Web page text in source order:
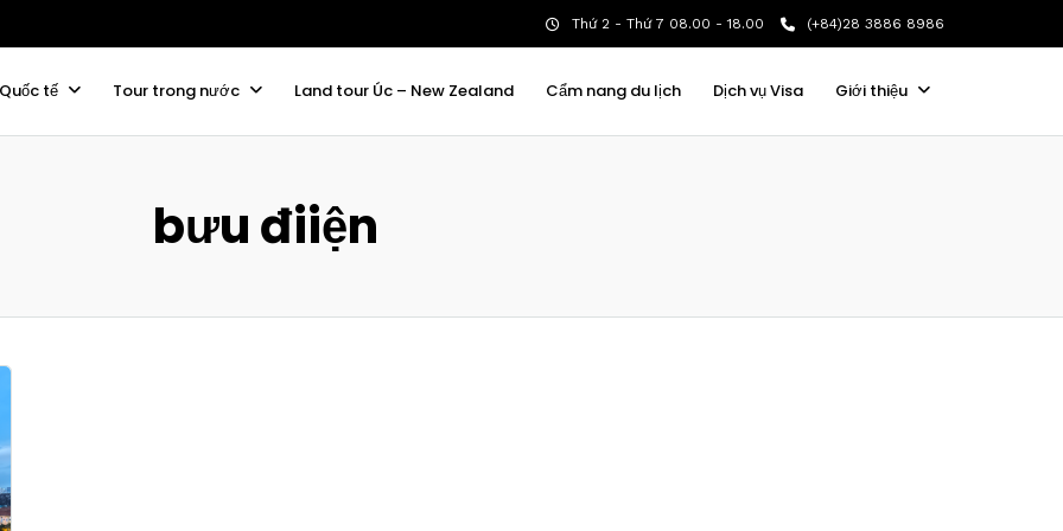
Thứ 2 - Thứ 7 08.00 - 18.00 (+84)28 3886 8986
tế Tour trong nước Land tour Úc – New Zealand Cẩm nang du lịch Dịch vụ Visa Giới thiệu
bưu điiện